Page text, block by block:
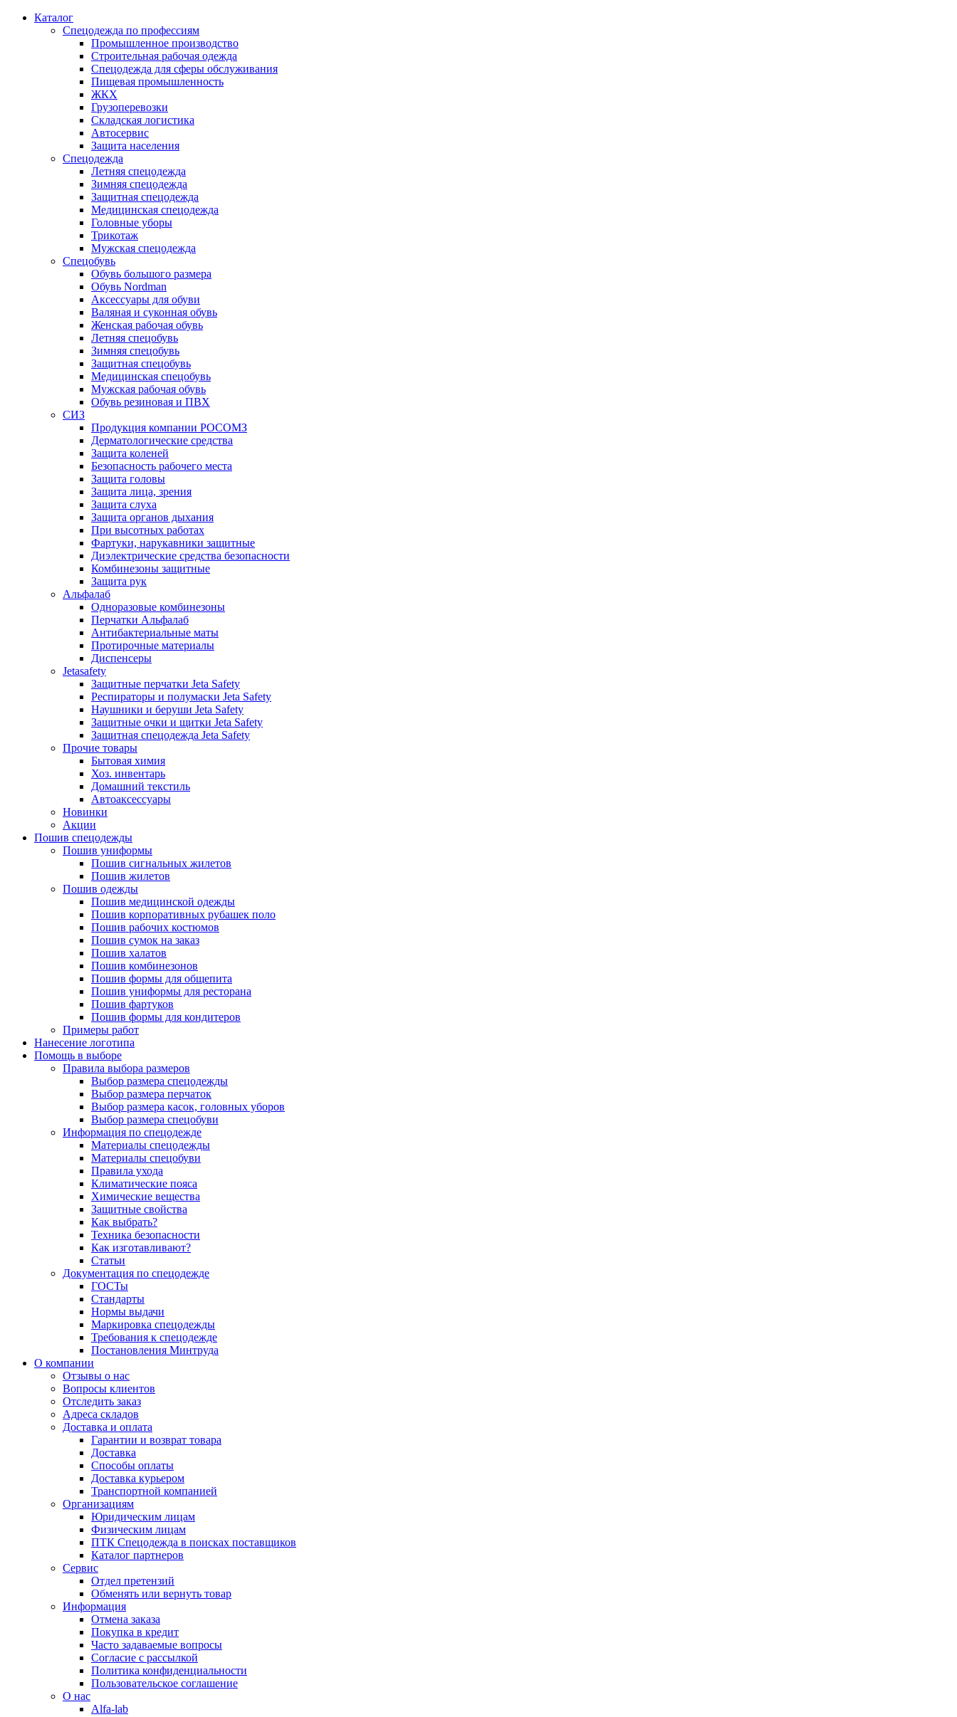
Каталог
Спецодежда по профессиям
Промышленное производство
Строительная рабочая одежда
Спецодежда для сферы обслуживания
Пищевая промышленность
ЖКХ
Грузоперевозки
Складская логистика
Автосервис
Защита населения
Спецодежда
Летняя спецодежда
Зимняя спецодежда
Защитная спецодежда
Медицинская спецодежда
Головные уборы
Трикотаж
Мужская спецодежда
Спецобувь
Обувь большого размера
Обувь Nordman
Аксессуары для обуви
Валяная и суконная обувь
Женская рабочая обувь
Летняя спецобувь
Зимняя спецобувь
Защитная спецобувь
Медицинская спецобувь
Мужская рабочая обувь
Обувь резиновая и ПВХ
СИЗ
Продукция компании РОСОМЗ
Дерматологические средства
Защита коленей
Безопасность рабочего места
Защита головы
Защита лица, зрения
Защита слуха
Защита органов дыхания
При высотных работах
Фартуки, нарукавники защитные
Диэлектрические средства безопасности
Комбинезоны защитные
Защита рук
Альфалаб
Одноразовые комбинезоны
Перчатки Альфалаб
Антибактериальные маты
Протирочные материалы
Диспенсеры
Jetasafety
Защитные перчатки Jeta Safety
Респираторы и полумаски Jeta Safety
Наушники и беруши Jeta Safety
Защитные очки и щитки Jeta Safety
Защитная спецодежда Jeta Safety
Прочие товары
Бытовая химия
Хоз. инвентарь
Домашний текстиль
Автоаксессуары
Новинки
Акции
Пошив спецодежды
Пошив униформы
Пошив сигнальных жилетов
Пошив жилетов
Пошив одежды
Пошив медицинской одежды
Пошив корпоративных рубашек поло
Пошив рабочих костюмов
Пошив сумок на заказ
Пошив халатов
Пошив комбинезонов
Пошив формы для общепита
Пошив униформы для ресторана
Пошив фартуков
Пошив формы для кондитеров
Примеры работ
Нанесение логотипа
Помощь в выборе
Правила выбора размеров
Выбор размера спецодежды
Выбор размера перчаток
Выбор размера касок, головных уборов
Выбор размера спецобуви
Информация по спецодежде
Материалы спецодежды
Материалы спецобуви
Правила ухода
Климатические пояса
Химические вещества
Защитные свойства
Как выбрать?
Техника безопасности
Как изготавливают?
Статьи
Документация по спецодежде
ГОСТы
Cтандарты
Нормы выдачи
Маркировка спецодежды
Требования к спецодежде
Постановления Минтруда
О компании
Отзывы о нас
Вопросы клиентов
Отследить заказ
Адреса складов
Доставка и оплата
Гарантии и возврат товара
Доставка
Способы оплаты
Доставка курьером
Транспортной компанией
Организациям
Юридическим лицам
Физическим лицам
ПТК Спецодежда в поисках поставщиков
Каталог партнеров
Сервис
Отдел претензий
Обменять или вернуть товар
Информация
Отмена заказа
Покупка в кредит
Часто задаваемые вопросы
Согласие с рассылкой
Политика конфиденциальности
Пользовательское соглашение
О нас
Alfa-lab